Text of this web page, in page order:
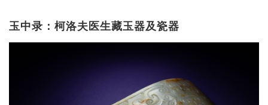
玉中录：柯洛夫医生藏玉器及瓷器